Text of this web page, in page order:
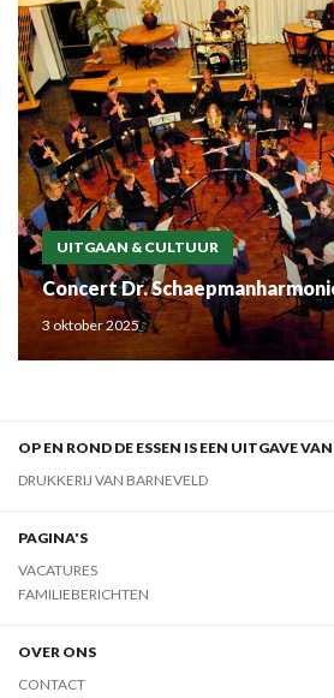
UITGAAN & CULTUUR
Concert Dr.
3 oktober 2025
OP EN ROND DE ESSEN IS EEN UITGAVE VAN
DRUKKERIJ VAN BARNEVELD
PAGINA'S
VACATURES
FAMILIEBERICHTEN
OVER ONS
CONTACT